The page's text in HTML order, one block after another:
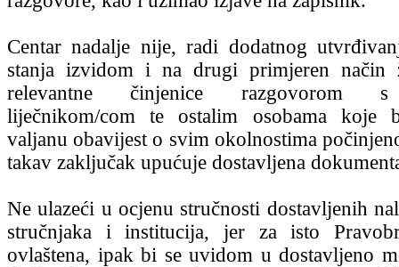
Centar nadalje nije, radi dodatnog
stanja izvidom i na drugi primjeren način
relevantne činjenice razgovorom
liječnikom/com te ostalim osobama koje
valjanu obavijest o svim okolnostima
takav zaključak upućuje dostavljena
Ne ulazeći u ocjenu stručnosti dostavljenih
stručnjaka i institucija, jer za isto
ovlaštena, ipak bi se uvidom u dostavljeno